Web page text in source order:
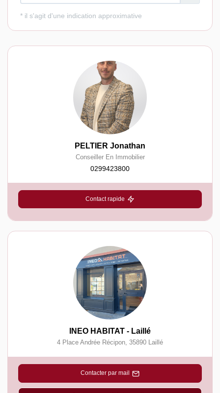
PELTIER Jonathan
Conseiller En Immobilier
0299423800
Contact rapide
INEO HABITAT - Laillé
4 Place Andrée Récipon, 35890 Laillé
Contacter par mail